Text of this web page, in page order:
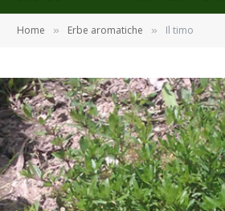
Home » Erbe aromatiche » Il timo